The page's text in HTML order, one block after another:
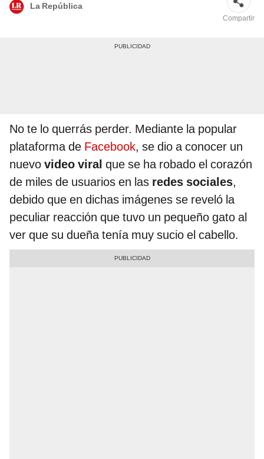
La República
Compartir
No te lo querrás perder. Mediante la popular
plataforma de Facebook, se dio a conocer un
nuevo video viral que se ha robado el corazón
de miles de usuarios en las redes sociales,
debido que en dichas imágenes se reveló la
peculiar reacción que tuvo un pequeño gato al
ver que su dueña tenía muy sucio el cabello.